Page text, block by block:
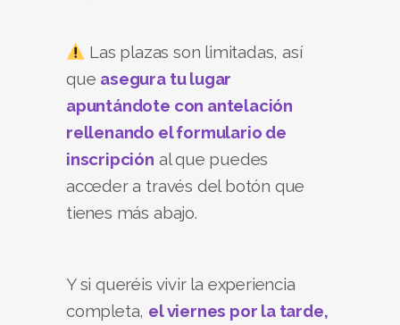
Las plazas son limitadas, así
que asegura tu lugar
apuntándote con antelación
rellenando el formulario de
inscripción al que puedes
acceder a través del botón que
tienes más abajo.
Y si queréis vivir la experiencia
completa, el viernes por la tarde,